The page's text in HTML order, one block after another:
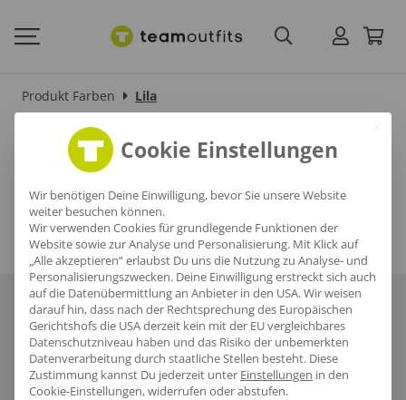
Produkt Farben Lila
Lila
Über unsHäufige FragenReferenzenKarriereBlog
DatenschutzAGBImpressum
Cookie Einstellungen
Wir benötigen Deine Einwilligung, bevor Sie unsere Website
weiter besuchen können.
Wir verwenden Cookies für grundlegende Funktionen der
Website sowie zur Analyse und Personalisierung. Mit Klick auf
„Alle akzeptieren“ erlaubst Du uns die Nutzung zu Analyse- und
Personalisierungszwecken. Deine Einwilligung erstreckt sich auch
auf die Datenübermittlung an Anbieter in den USA. Wir weisen
darauf hin, dass nach der Rechtsprechung des Europäischen
Gerichtshofs die USA derzeit kein mit der EU vergleichbares
Datenschutzniveau haben und das Risiko der unbemerkten
Datenverarbeitung durch staatliche Stellen besteht. Diese
Zustimmung kannst Du jederzeit unter Einstellungen in den
Cookie-Einstellungen, widerrufen oder abstufen.